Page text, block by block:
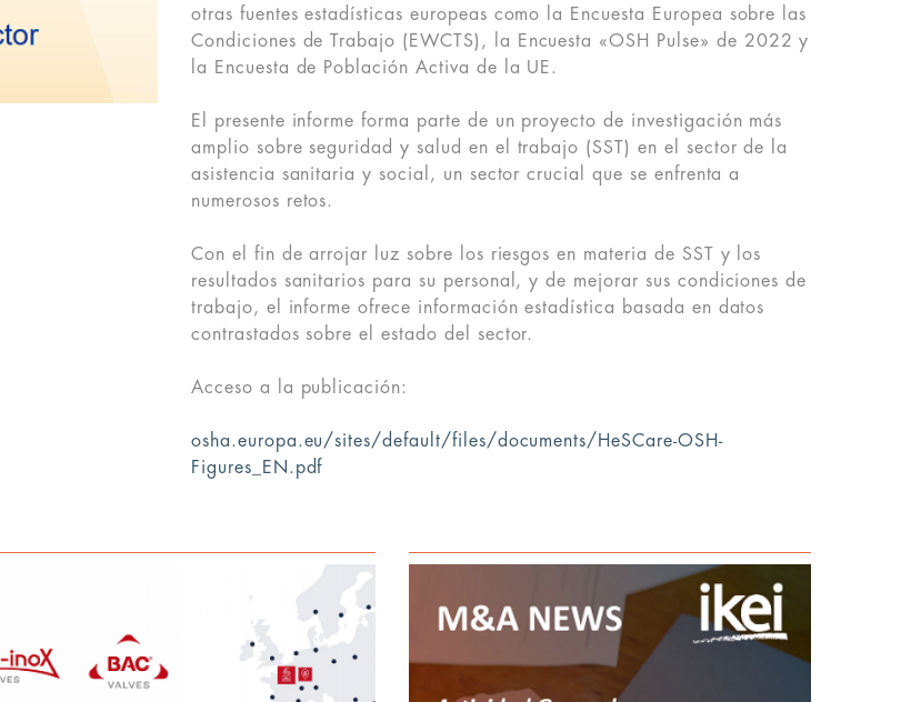
otras fuentes estadísticas europeas como la Encuesta Europea sobre las
Condiciones de Trabajo (EWCTS), la Encuesta «OSH Pulse» de 2022 y
la Encuesta de Población Activa de la UE.
El presente informe forma parte de un proyecto de investigación más
amplio sobre seguridad y salud en el trabajo (SST) en el sector de la
asistencia sanitaria y social, un sector crucial que se enfrenta a
numerosos retos.
Con el fin de arrojar luz sobre los riesgos en materia de SST y los
resultados sanitarios para su personal, y de mejorar sus condiciones de
trabajo, el informe ofrece información estadística basada en datos
contrastados sobre el estado del sector.
Acceso a la publicación:
osha.europa.eu/sites/default/files/documents/HeSCare-OSH-
Figures_EN.pdf